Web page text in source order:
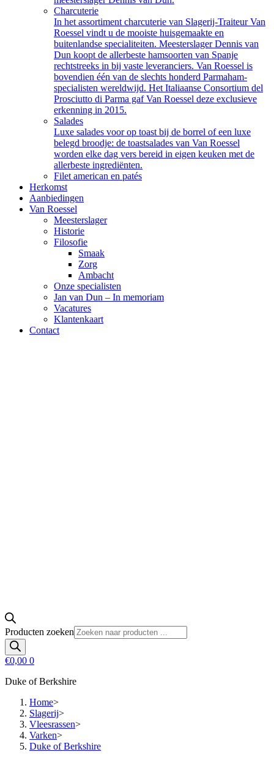
Charcuterie
In het assortiment charcuterie van Slagerij-Traiteur Van
Roessel vindt u de mooiste huisgemaakte en
buitenlandse specialiteiten. Meesterslager Dennis van
Dun koopt de allerbeste hamsoorten van Spanje
rechtstreeks in bij vaste leveranciers. Van Roessel is
bovendien één van de slechts honderd Parmaham-
specialisten wereldwijd. Het Italiaanse Consortium del
Prosciutto di Parma gaf Van Roessel deze exclusieve
erkenning in 2015.
Salades
Luxe salades voor op toast bij de borrel of een luxe
belegd broodje: de toastsalades van Van Roessel
worden elke dag vers bereid in eigen keuken met de
allerbeste ingrediënten.
Filet american en patés
Herkomst
Aanbiedingen
Van Roessel
Meesterslager
Historie
Filosofie
Smaak
Zorg
Ambacht
Onze specialisten
Jan van Dun – In memoriam
Vacatures
Klantenkaart
Contact
Producten zoeken
€0,00 0
Duke of Berkshire
Home>
Slagerij>
Vleesrassen>
Varken>
Duke of Berkshire